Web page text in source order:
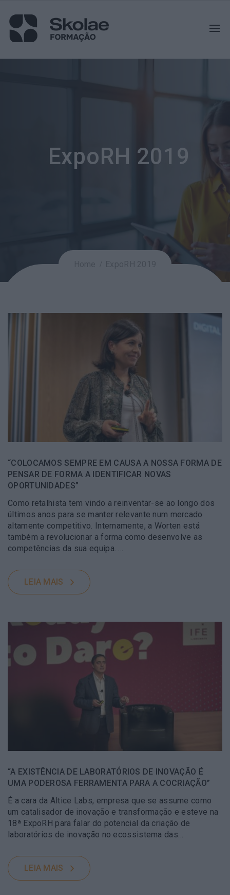
ExpoRH 2019
“COLOCAMOS SEMPRE EM CAUSA A NOSSA FORMA DE
PENSAR DE FORMA A IDENTIFICAR NOVAS
OPORTUNIDADES”
Como retalhista tem vindo a reinventar-se ao longo dos
últimos anos para se manter relevante num mercado
altamente competitivo. Internamente, a Worten está
também a revolucionar a forma como desenvolve as
competências da sua equipa. …
LEIA MAIS
“A EXISTÊNCIA DE LABORATÓRIOS DE INOVAÇÃO É
UMA PODEROSA FERRAMENTA PARA A COCRIAÇÃO”
É a cara da Altice Labs, empresa que se assume como
um catalisador de inovação e transformação e esteve na
18ª ExpoRH para falar do potencial da criação de
laboratórios de inovação no ecossistema das…
LEIA MAIS